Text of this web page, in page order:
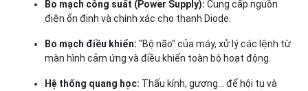
Bo mạch công suất (Power Supply): Cung cấp nguồn
điện ổn định và chính xác cho thanh Diode.
Bo mạch điều khiển: "Bộ não" của máy, xử lý các lệnh từ
màn hình cảm ứng và điều khiển toàn bộ hoạt động.
Hệ thống quang học: Thấu kính, gương... để hội tụ và